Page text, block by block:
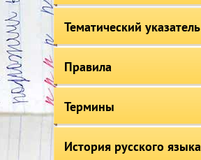
Тематический указатель
Правила
Термины
История русского языка